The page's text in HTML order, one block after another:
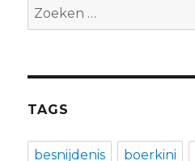
Zoeken
naar:
TAGS
besnijdenis boerkini